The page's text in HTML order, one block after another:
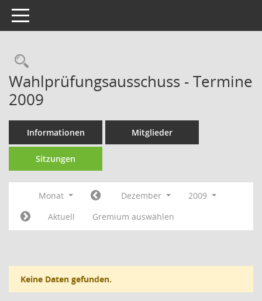
Toggle navigation
Rechercheauswahl
Wahlprüfungsausschuss - Termine
2009
Informationen Mitglieder
Sitzungen
Monat Dezember
2009
Aktuell
Gremium auswählen
Keine Daten gefunden.